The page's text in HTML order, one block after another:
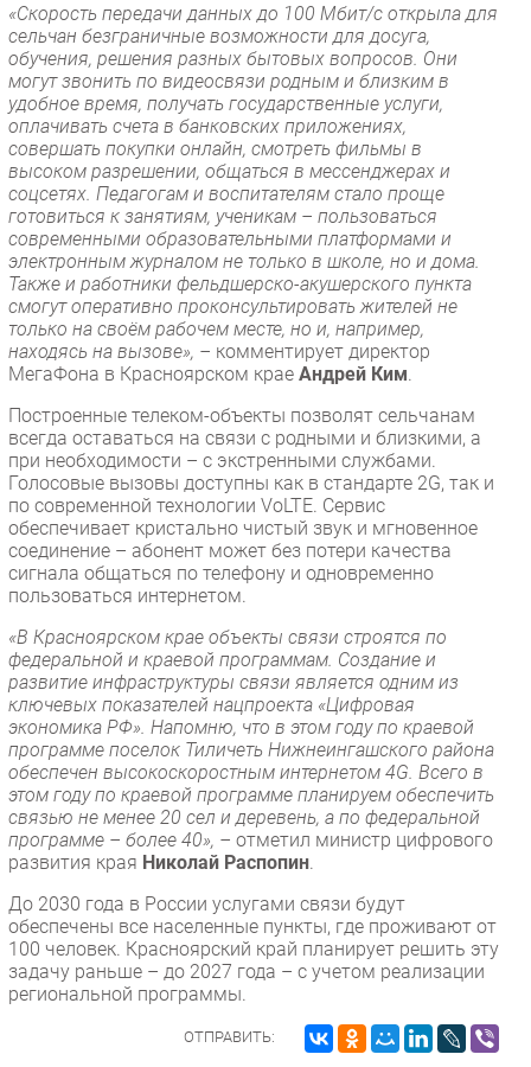
РАЗДЕЛЫ
Новости
Аналитика
Интервью
Мероприятия
Проекты
IT класс
Тестовый стенд
Каталог компаний
«Скорость передачи данных до 100 Мбит/с открыла для
сельчан безграничные возможности для досуга,
обучения, решения разных бытовых вопросов. Они
могут звонить по видеосвязи родным и близким в
удобное время, получать государственные услуги,
оплачивать счета в банковских приложениях,
совершать покупки онлайн, смотреть фильмы в
высоком разрешении, общаться в мессенджерах и
соцсетях. Педагогам и воспитателям стало проще
готовиться к занятиям, ученикам – пользоваться
современными образовательными платформами и
электронным журналом не только в школе, но и дома.
Также и работники фельдшерско-акушерского пункта
смогут оперативно проконсультировать жителей не
только на своём рабочем месте, но и, например,
находясь на вызове», – комментирует директор
МегаФона в Красноярском крае Андрей Ким.
Построенные телеком-объекты позволят сельчанам
всегда оставаться на связи с родными и близкими, а
при необходимости – с экстренными службами.
Голосовые вызовы доступны как в стандарте 2G, так и
по современной технологии VoLTE. Сервис
обеспечивает кристально чистый звук и мгновенное
соединение – абонент может без потери качества
сигнала общаться по телефону и одновременно
пользоваться интернетом.
«В Красноярском крае объекты связи строятся по
федеральной и краевой программам. Создание и
развитие инфраструктуры связи является одним из
ключевых показателей нацпроекта «Цифровая
экономика РФ». Напомню, что в этом году по краевой
программе поселок Тиличеть Нижнеингашского района
обеспечен высокоскоростным интернетом 4G. Всего в
этом году по краевой программе планируем обеспечить
связью не менее 20 сел и деревень, а по федеральной
программе – более 40», – отметил министр цифрового
развития края Николай Распопин.
До 2030 года в России услугами связи будут
обеспечены все населенные пункты, где проживают от
100 человек. Красноярский край планирует решить эту
задачу раньше – до 2027 года – с учетом реализации
региональной программы.
ОТПРАВИТЬ: